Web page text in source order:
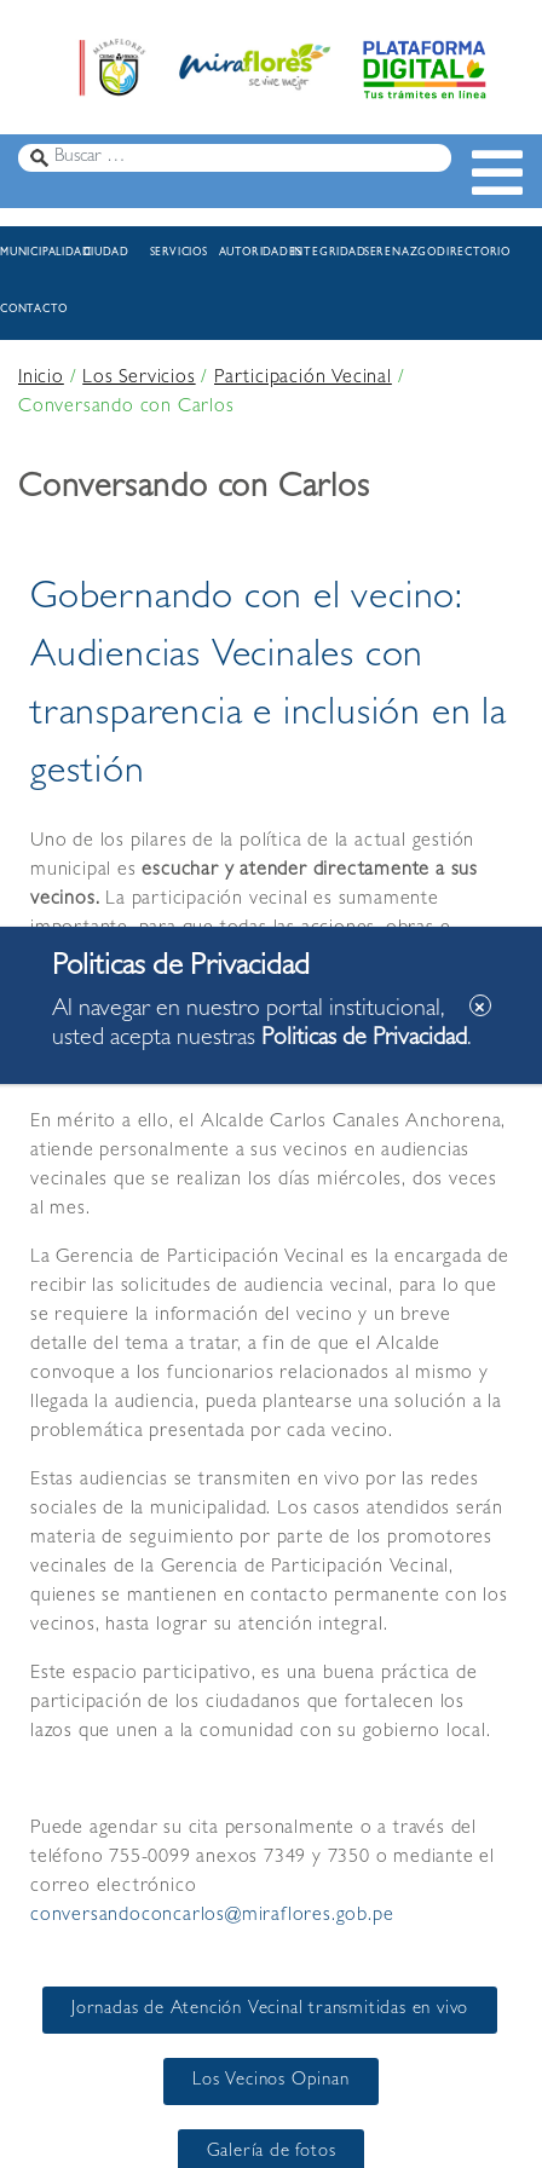
MUNICIPALIDADCIUDAD SERVICIOS AUTORIDADESINTEGRIDADSERENAZGODIRECTORIO
CONTACTO
Inicio/Los Servicios/Participación Vecinal/
Conversando con Carlos
Conversando con Carlos
Gobernando con el vecino:
Audiencias Vecinales con
transparencia e inclusión en la
gestión
Uno de los pilares de la política de la actual gestión
municipal esescuchar y atender directamente a sus
vecinos. La participación vecinal es sumamente
importante, para que todas las acciones, obras e
intervenciones del gobierno local se realicen en
se ejerza el principio de autoridad en un marco de
respeto a una adecuada convivencia, en beneficio de
En mérito a ello, el Alcalde Carlos Canales Anchorena,
atiende personalmente a sus vecinos en audiencias
vecinales que se realizan los días miércoles, dos veces
al mes.
La Gerencia de Participación Vecinal es la encargada de
recibir las solicitudes de audiencia vecinal, para lo que
se requiere la información del vecino y un breve
detalle del tema a tratar, a fin de que el Alcalde
convoque a los funcionarios relacionados al mismo y
llegada la audiencia, pueda plantearse una solución a la
problemática presentada por cada vecino.
Estas audiencias se transmiten en vivo por las redes
sociales de la municipalidad. Los casos atendidos serán
materia de seguimiento por parte de los promotores
vecinales de la Gerencia de Participación Vecinal,
quienes se mantienen en contacto permanente con los
vecinos, hasta lograr su atención integral.
Este espacio participativo, es una buena práctica de
participación de los ciudadanos que fortalecen los
lazos que unen a la comunidad con su gobierno local.
Puede agendar su cita personalmente o a través del
teléfono 755-0099 anexos 7349 y 7350 o mediante el
correo electrónico
conversandoconcarlos@miraflores.gob.pe
Jornadas de Atención Vecinal transmitidas en vivo
Los Vecinos Opinan
Galería de fotos
Al navegar en nuestro portal institucional,
usted acepta nuestras Politicas de Privacidad.